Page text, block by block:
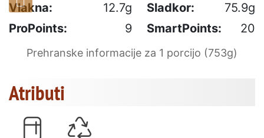
Vlakna: 12.7g Sladkor:
75.9g
ProPoints:
9 SmartPoints: 20
Prehranske informacije za 1 porcijo (753g)
Atributi